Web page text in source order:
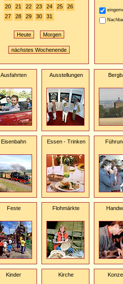
20
21 22 23 24 25
26
27
28 29 30 31
Heute Morgen
nächstes Wochenende
Ausfahrten Ausstellungen
Eisenbahn Essen - Trinken
Feste Flohmärkte
Kinder Kirche